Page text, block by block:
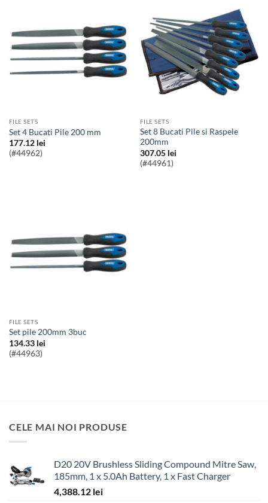
FILE SETS
Set 4 Bucati Pile 200 mm
177.12 lei
(#44962)
FILE SETS
Set 8 Bucati Pile si Raspele
200mm
307.05 lei
(#44961)
FILE SETS
Set pile 200mm 3buc
134.33 lei
(#44963)
CELE MAI NOI PRODUSE
D20 20V Brushless Sliding Compound Mitre Saw,
185mm, 1 x 5.0Ah Battery, 1 x Fast Charger
4,388.12 lei